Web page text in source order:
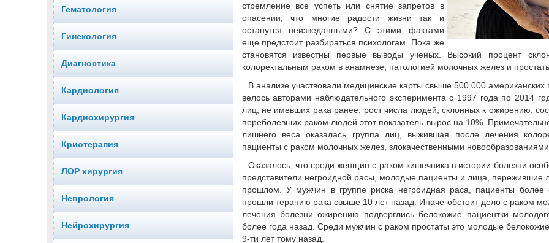
Гематология
Гинекология
Диагностика
Кардиология
Кардиохирургия
Криотерапия
ЛОР хирургия
Неврология
Нейрохирургия
стремление все успеть или снятие запретов в
опасении, что многие радости жизни так и
останутся неизведанными? С этими фактами
еще предстоит разбираться психологам. Пока же
становятся известны первые выводы ученых. Высокий процент
колоректальным раком в анамнезе, патологией молочных желез и
В анализе участвовали медицинские карты свыше 500 000 американских
велось авторами наблюдательного эксперимента с 1997 года по 2014
лиц, не имевших рака ранее, рост числа людей, склонных к ожирению,
переболевших раком людей этот показатель вырос на 10%.
лишнего веса оказалась группа лиц, выжившая после лечения
пациенты с раком молочных желез, злокачественными
Оказалось, что среди женщин с раком кишечника в истории болезни
представители негроидной расы, молодые пациенты и лица, пережившие
прошлом. У мужчин в группе риска негроидная раса, пациенты более
прошли терапию рака свыше 10 лет назад. Иначе обстоит дело с раком
лечения болезни ожирению подверглись белокожие пациентки
более года назад. Среди мужчин с раком простаты это молодые
9-ти лет тому назад.